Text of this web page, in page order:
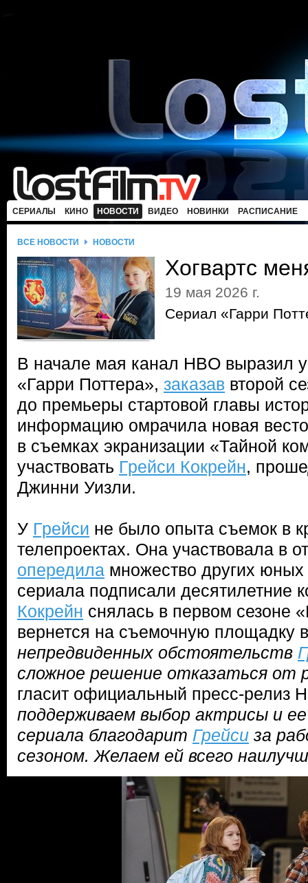
СЕРИАЛЫ КИНО НОВОСТИ ВИДЕО НОВИНКИ РАСПИСАНИЕ
ВСЕ НОВОСТИ НОВОСТИ
Хогвартс
19 мая 2026 г.
Сериал «Гарри
В начале мая канал HBO выразил
«Гарри Поттера», заказав второй
до премьеры стартовой главы
информацию омрачила новая
в съемках экранизации «Тайной
участвовать Грейси Кокрейн,
Джинни Уизли.
У Грейси не было опыта съемок в
телепроектах. Она участвовала в
опередила множество других юных
сериала подписали десятилетние
Кокрейн снялась в первом сезоне
вернется на съемочную площадку
непредвиденных обстоятельств
сложное решение отказаться от
гласит официальный пресс-релиз
поддерживаем выбор актрисы и
сериала благодарит Грейси за
сезоном. Желаем ей всего